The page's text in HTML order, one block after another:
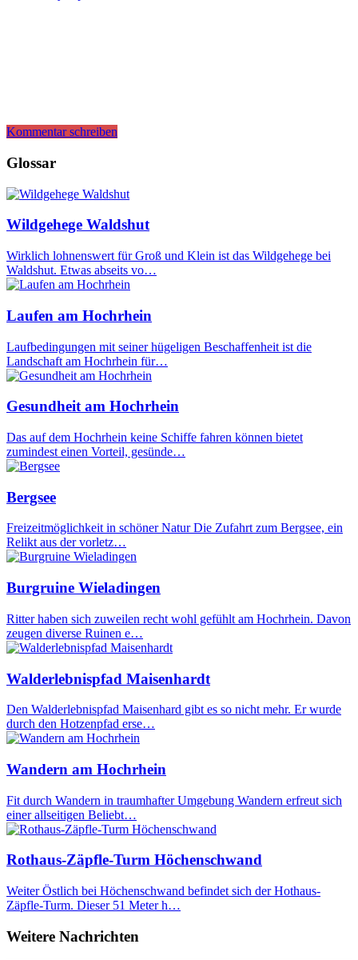
Kommentar schreiben
Glossar
Wildgehege Waldshut
Wirklich lohnenswert für Groß und Klein ist das Wildgehege bei
Waldshut. Etwas abseits vo…
Laufen am Hochrhein
Laufbedingungen mit seiner hügeligen Beschaffenheit ist die
Landschaft am Hochrhein für…
Gesundheit am Hochrhein
Das auf dem Hochrhein keine Schiffe fahren können bietet
zumindest einen Vorteil, gesünde…
Bergsee
Freizeitmöglichkeit in schöner Natur Die Zufahrt zum Bergsee, ein
Relikt aus der vorletz…
Burgruine Wieladingen
Ritter haben sich zuweilen recht wohl gefühlt am Hochrhein. Davon
zeugen diverse Ruinen e…
Walderlebnispfad Maisenhardt
Den Walderlebnispfad Maisenhard gibt es so nicht mehr. Er wurde
durch den Hotzenpfad erse…
Wandern am Hochrhein
Fit durch Wandern in traumhafter Umgebung Wandern erfreut sich
einer allseitigen Beliebt…
Rothaus-Zäpfle-Turm Höchenschwand
Weiter Östlich bei Höchenschwand befindet sich der Hothaus-
Zäpfle-Turm. Dieser 51 Meter h…
Weitere Nachrichten